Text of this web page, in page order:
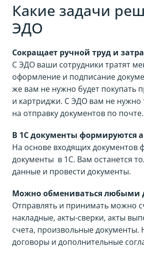
Какие задачи
ЭДО
Сокращает ручной труд и
С ЭДО ваши сотрудники тратят
оформление и подписание
же вам не нужно будет покупать
и картриджи. С ЭДО вам не нужно
на отправку документов по почте.
В 1С документы формируются
На основе входящих документов
документы в 1С. Вам останется
данные и провести документы.
Можно обмениваться любыми
Отправлять и принимать можно
накладные, акты-сверки, акты
счета, произвольные документы.
договоры и дополнительные